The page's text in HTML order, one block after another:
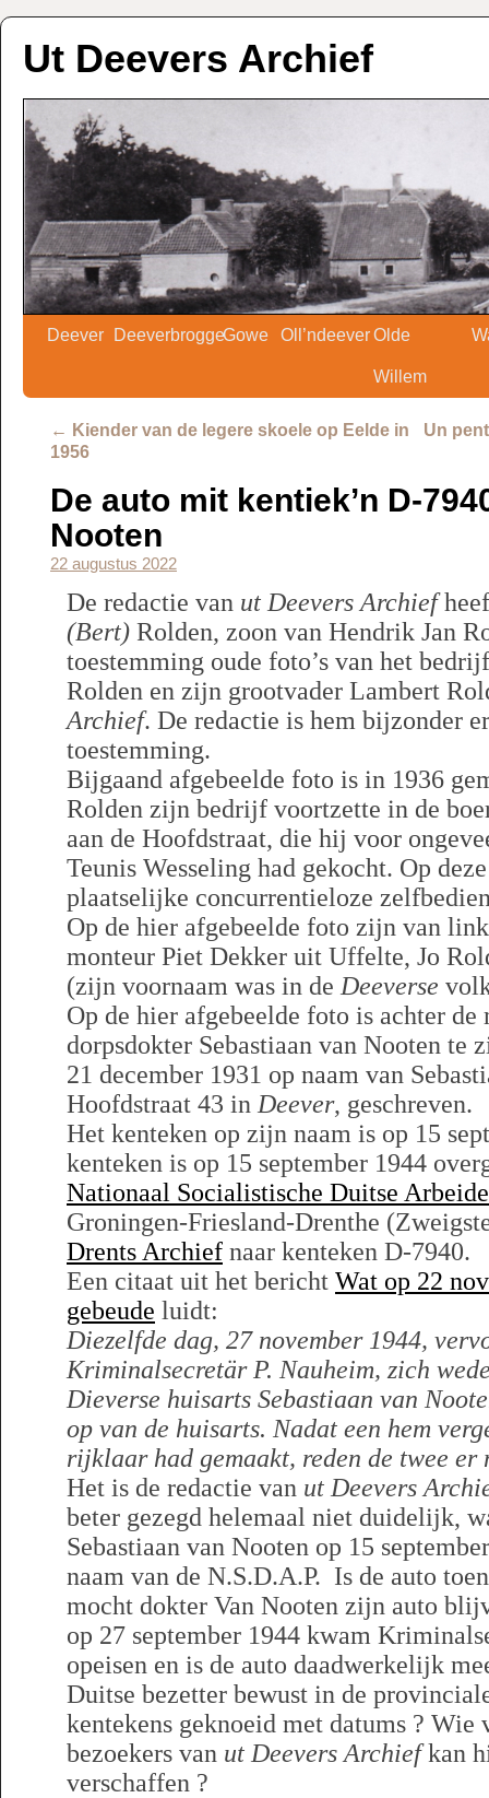
Ut Deevers Archief
Deever DeeverbroggeGowe Oll’ndeeverOlde
Willem
← Kiender van de legere skoele op Eelde in
1956
Un
De auto mit kentiek’n D-
Nooten
22 augustus 2022
De redactie van ut Deevers Archief
(Bert) Rolden, zoon van Hendrik Jan
toestemming oude foto’s van het
Rolden en zijn grootvader Lambert
Archief. De redactie is hem bijzonder
toestemming.
Bijgaand afgebeelde foto is in 1936
Rolden zijn bedrijf voortzette in de
aan de Hoofdstraat, die hij voor
Teunis Wesseling had gekocht. Op
plaatselijke concurrentieloze
Op de hier afgebeelde foto zijn van
monteur Piet Dekker uit Uffelte, Jo
(zijn voornaam was in de Deeverse
Op de hier afgebeelde foto is achter de
dorpsdokter Sebastiaan van Nooten te
21 december 1931 op naam van
Hoofdstraat 43 in Deever, geschreven.
Het kenteken op zijn naam is op 15
kenteken is op 15 september 1944
Nationaal Socialistische Duitse
Groningen-Friesland-Drenthe
Drents Archief naar kenteken D-7940.
Een citaat uit het bericht Wat op 22
gebeude luidt:
Diezelfde dag, 27 november 1944,
Kriminalsecretär P. Nauheim, zich
Dieverse huisarts Sebastiaan van
op van de huisarts. Nadat een hem
rijklaar had gemaakt, reden de twee er
Het is de redactie van ut Deevers
beter gezegd helemaal niet duidelijk,
Sebastiaan van Nooten op 15
naam van de N.S.D.A.P. Is de auto
mocht dokter Van Nooten zijn auto
op 27 september 1944 kwam
opeisen en is de auto daadwerkelijk
Duitse bezetter bewust in de
kentekens geknoeid met datums ? Wie
bezoekers van ut Deevers Archiefkan
verschaffen ?